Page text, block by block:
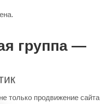
группа —
только продвижение сайта